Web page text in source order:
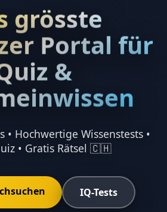
grösste
Portal für
&
• Hochwertige Wissenstests •
• Gratis Rätsel 🇨🇭
IQ-Tests